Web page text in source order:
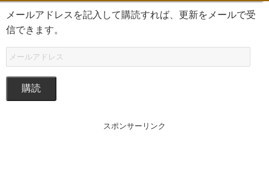
メールアドレスを記入して購読すれば、更新をメールで受
信できます。
購読
スポンサーリンク